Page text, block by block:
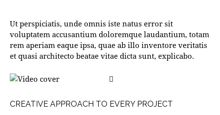
Ut perspiciatis, unde omnis iste natus error sit
voluptatem accusantium doloremque laudantium, totam
rem aperiam eaque ipsa, quae ab illo inventore veritatis
et quasi architecto beatae vitae dicta sunt, explicabo.
CREATIVE APPROACH TO EVERY PROJECT